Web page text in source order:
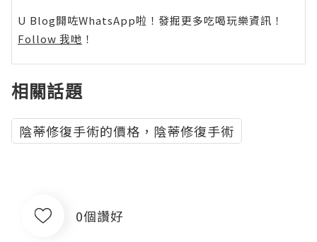
U Blog開咗WhatsApp啦！發掘更多吃喝玩樂資訊！
Follow 我哋 ！
相關話題
陰蒂修復手術的價格，陰蒂修復手術
0個讚好